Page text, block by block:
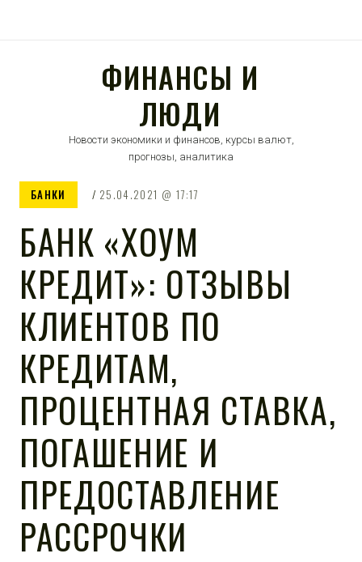
ФИНАНСЫ И
ЛЮДИ
Новости экономики и финансов, курсы валют,
прогнозы, аналитика
БАНКИ 25.04.2021 17:17
БАНК «ХОУМ
КРЕДИТ»: ОТЗЫВЫ
КЛИЕНТОВ ПО
КРЕДИТАМ,
ПРОЦЕНТНАЯ СТАВКА,
ПОГАШЕНИЕ И
ПРЕДОСТАВЛЕНИЕ
РАССРОЧКИ